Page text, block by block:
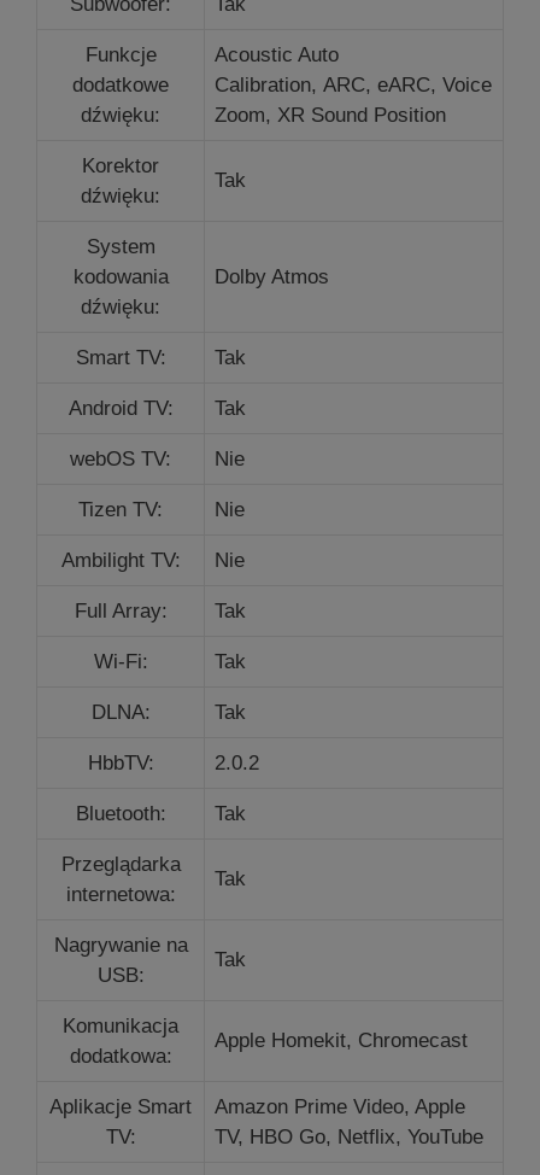
Funkcje
dodatkowe
dźwięku:
Acoustic Auto
Calibration, ARC, eARC, Voice
Zoom, XR Sound Position
Korektor
dźwięku:
Tak
System
kodowania
dźwięku:
Dolby Atmos
Smart TV: Tak
Android TV: Tak
webOS TV: Nie
Tizen TV: Nie
Ambilight TV: Nie
Full Array: Tak
Wi-Fi: Tak
DLNA: Tak
HbbTV: 2.0.2
Bluetooth: Tak
Przeglądarka
internetowa:
Tak
Nagrywanie na
USB:
Tak
Komunikacja
dodatkowa:
Apple Homekit, Chromecast
Aplikacje Smart
TV:
Amazon Prime Video, Apple
TV, HBO Go, Netflix, YouTube